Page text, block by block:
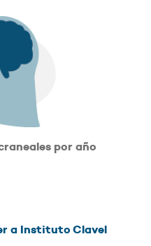
por año
a Instituto Clavel